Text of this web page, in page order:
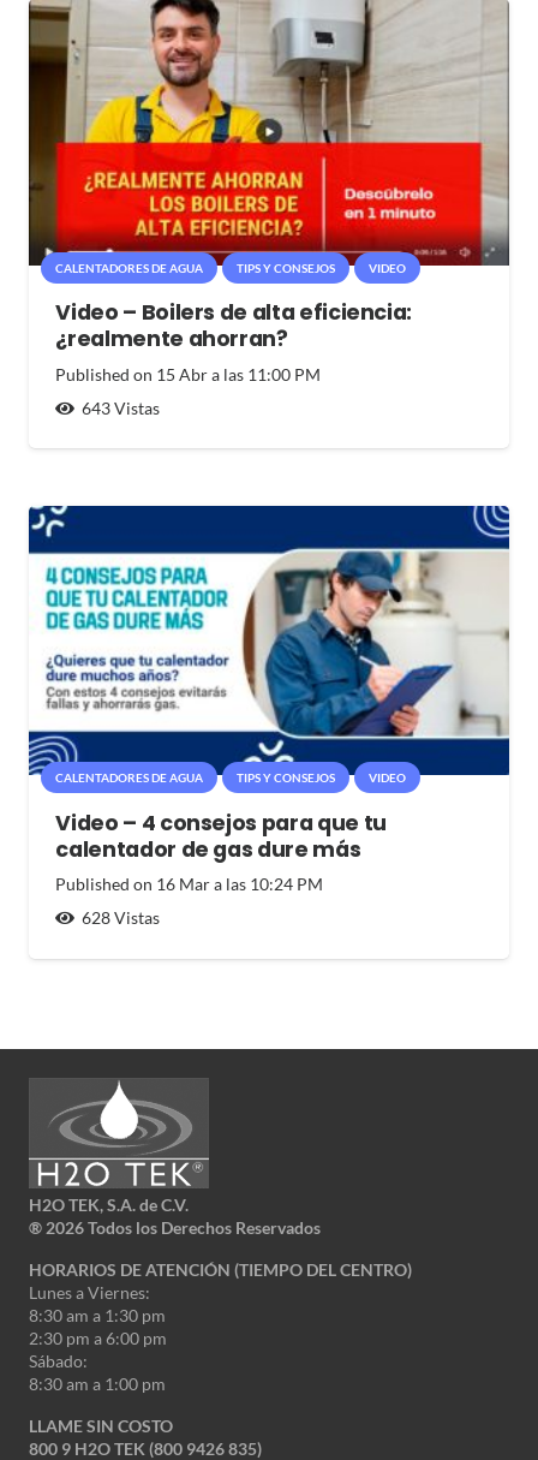
CALENTADORES DE AGUA TIPS Y CONSEJOS VIDEO
Video – Boilers de alta eficiencia:
¿realmente ahorran?
Published on 15 Abr a las 11:00 PM
643Vistas
CALENTADORES DE AGUA TIPS Y CONSEJOS VIDEO
Video – 4 consejos para que tu
calentador de gas dure más
Published on 16 Mar a las 10:24 PM
628Vistas
H2O TEK, S.A. de C.V.
® 2026 Todos los Derechos Reservados
HORARIOS DE ATENCIÓN (TIEMPO DEL CENTRO)
Lunes a Viernes:
8:30 am a 1:30 pm
2:30 pm a 6:00 pm
Sábado:
8:30 am a 1:00 pm
LLAME SIN COSTO
800 9 H2O TEK (800 9426 835)